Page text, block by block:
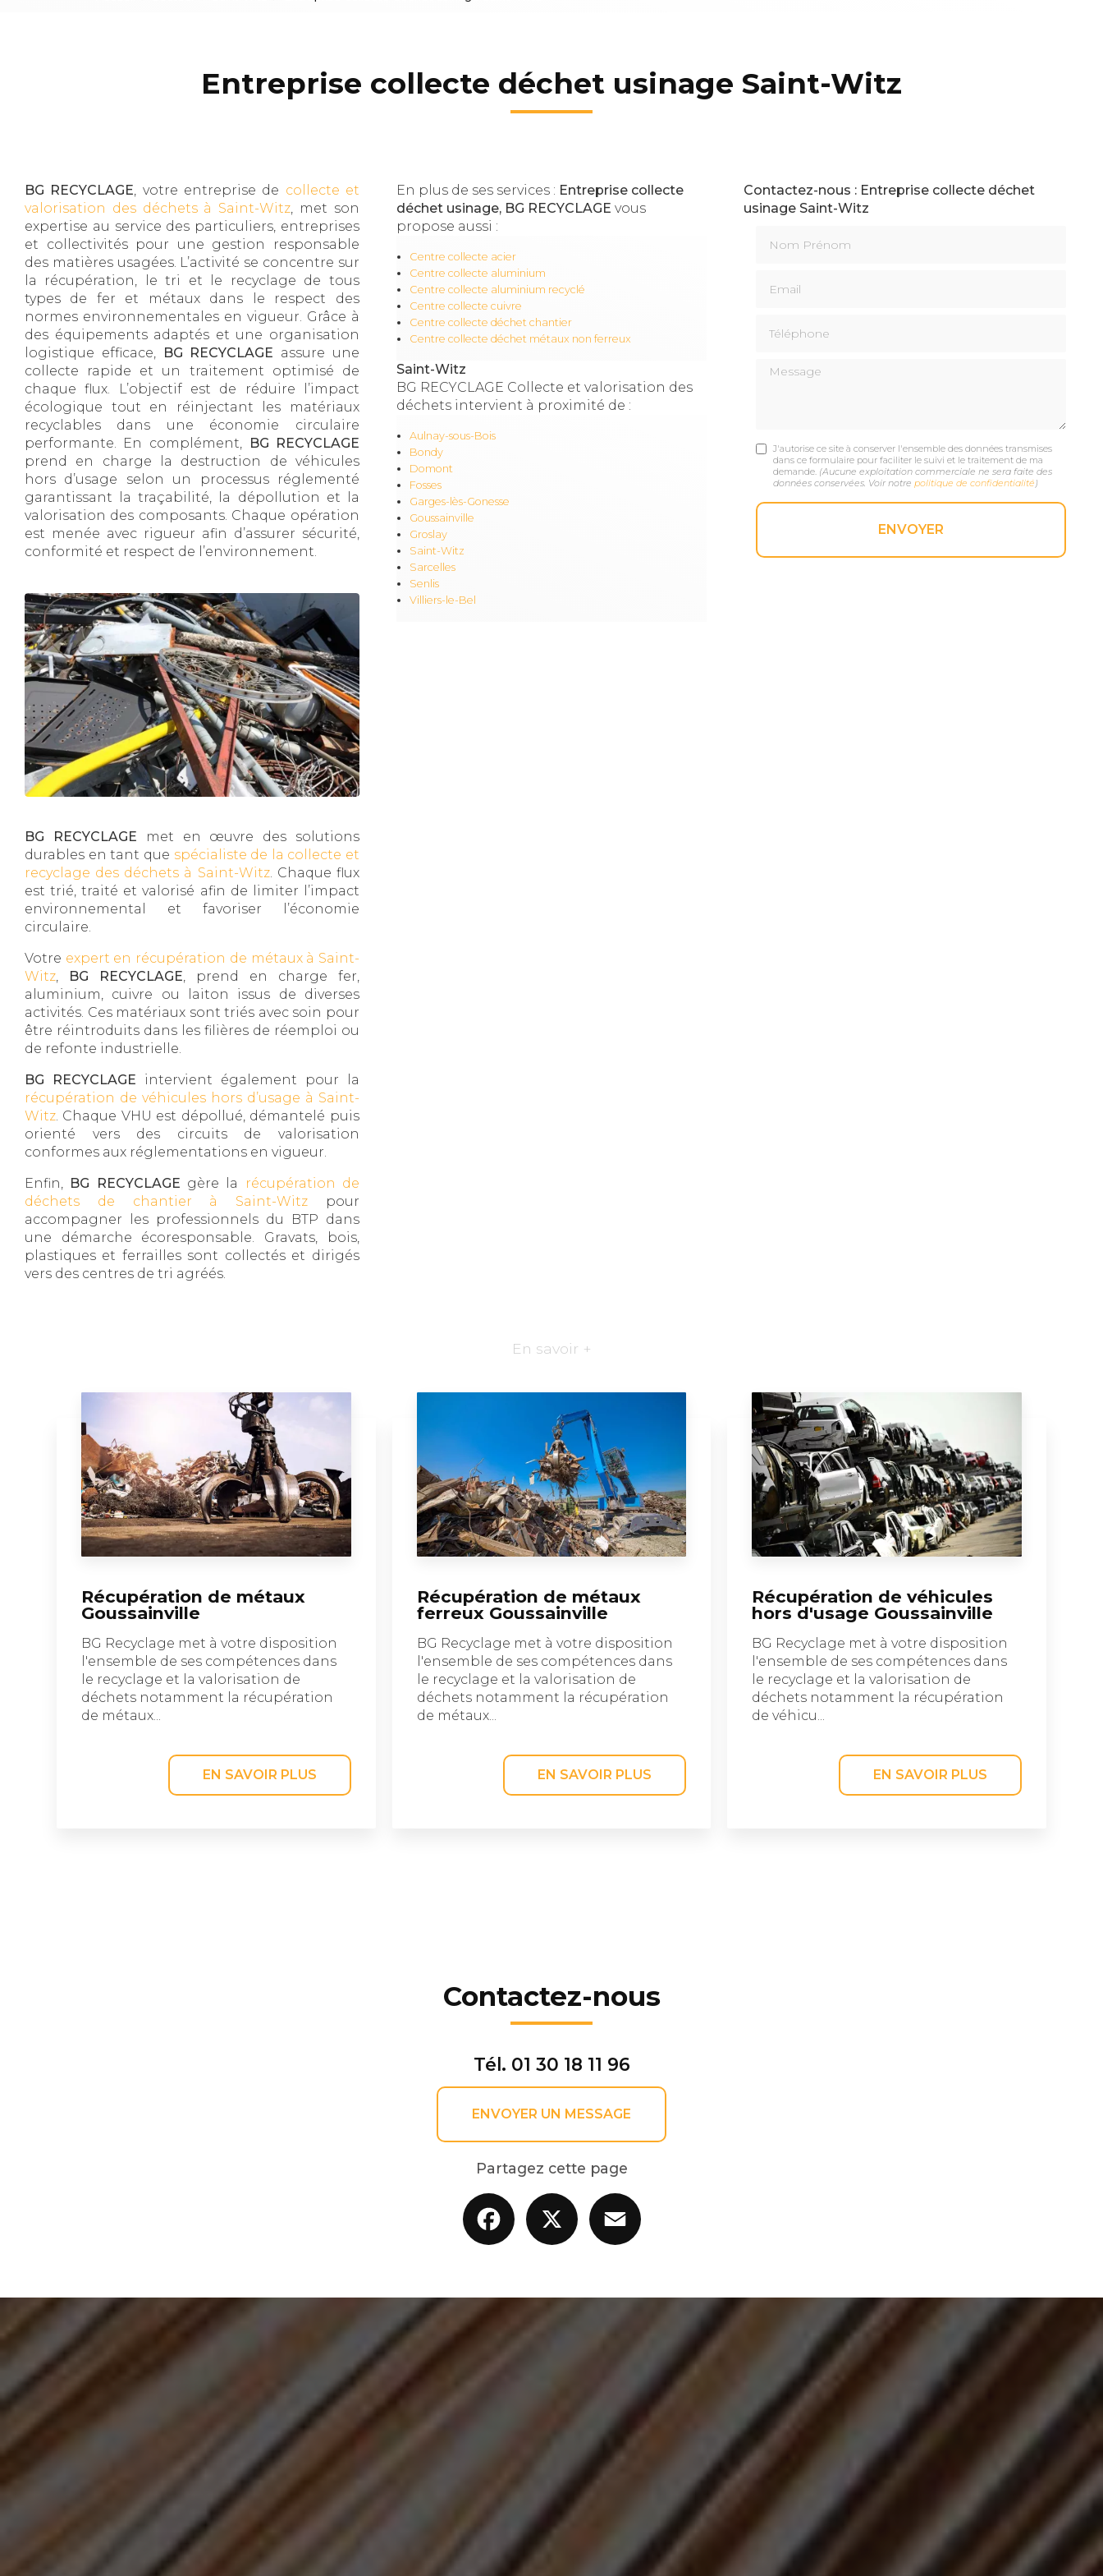
Entreprise collecte déchet usinage Saint-Witz
BG RECYCLAGE, votre entreprise de collecte et
valorisation des déchets à Saint-Witz, met son
expertise au service des particuliers, entreprises
et collectivités pour une gestion responsable
des matières usagées. L’activité se concentre sur
la récupération, le tri et le recyclage de tous
types de fer et métaux dans le respect des
normes environnementales en vigueur. Grâce à
des équipements adaptés et une organisation
logistique efficace,
BG RECYCLAGE assure une
collecte rapide et un traitement optimisé de
chaque flux. L’objectif est de réduire l’impact
écologique tout en réinjectant les matériaux
recyclables dans une économie circulaire
performante. En complément,
BG RECYCLAGE
prend en charge la destruction de véhicules
hors d’usage selon un processus réglementé
garantissant la traçabilité, la dépollution et la
valorisation des composants. Chaque opération
est menée avec rigueur afin d’assurer sécurité,
conformité et respect de l’environnement.
BG RECYCLAGE met en œuvre des solutions
durables en tant que spécialiste de la collecte et
recyclage des déchets à Saint-Witz. Chaque flux
est trié, traité et valorisé afin de limiter l’impact
environnemental et favoriser l’économie
circulaire.
Votre expert en récupération de métaux à Saint-
Witz, BG RECYCLAGE, prend en charge fer,
aluminium, cuivre ou laiton issus de diverses
activités. Ces matériaux sont triés avec soin pour
être réintroduits dans les filières de réemploi ou
de refonte industrielle.
BG RECYCLAGE intervient également pour la
récupération de véhicules hors d’usage à Saint-
Witz. Chaque VHU est dépollué, démantelé puis
orienté vers des circuits de valorisation
conformes aux réglementations en vigueur.
Enfin, BG RECYCLAGE gère la
récupération de
déchets de chantier à Saint-Witz pour
accompagner les professionnels du BTP dans
une démarche écoresponsable. Gravats, bois,
plastiques et ferrailles sont collectés et dirigés
vers des centres de tri agréés.
En plus de ses services : Entreprise collecte
déchet usinage, BG RECYCLAGE vous
propose aussi :
Centre collecte acier
Centre collecte aluminium
Centre collecte aluminium recyclé
Centre collecte cuivre
Centre collecte déchet chantier
Centre collecte déchet métaux non ferreux
Saint-Witz
BG RECYCLAGE Collecte et valorisation des
déchets intervient à proximité de :
Aulnay-sous-Bois
Bondy
Domont
Fosses
Garges-lès-Gonesse
Goussainville
Groslay
Saint-Witz
Sarcelles
Senlis
Villiers-le-Bel
Contactez-nous : Entreprise collecte déchet
usinage Saint-Witz
Message
J'autorise ce site à conserver l'ensemble des données transmises
dans ce formulaire pour faciliter le suivi et le traitement de ma
demande. (Aucune exploitation commerciale ne sera faite des
données conservées. Voir notre politique de confidentialité )
En savoir +
Récupération de métaux
Goussainville
BG Recyclage met à votre disposition
l'ensemble de ses compétences dans
le recyclage et la valorisation de
déchets notamment la récupération
de métaux...
EN SAVOIR PLUS
Récupération de métaux
ferreux Goussainville
BG Recyclage met à votre disposition
l'ensemble de ses compétences dans
le recyclage et la valorisation de
déchets notamment la récupération
de métaux...
EN SAVOIR PLUS
Récupération de véhicules
hors d'usage Goussainville
BG Recyclage met à votre disposition
l'ensemble de ses compétences dans
le recyclage et la valorisation de
déchets notamment la récupération
de véhicu...
EN SAVOIR PLUS
Contactez-nous
Tél. 01 30 18 11 96
ENVOYER UN MESSAGE
Partagez cette page
Facebook